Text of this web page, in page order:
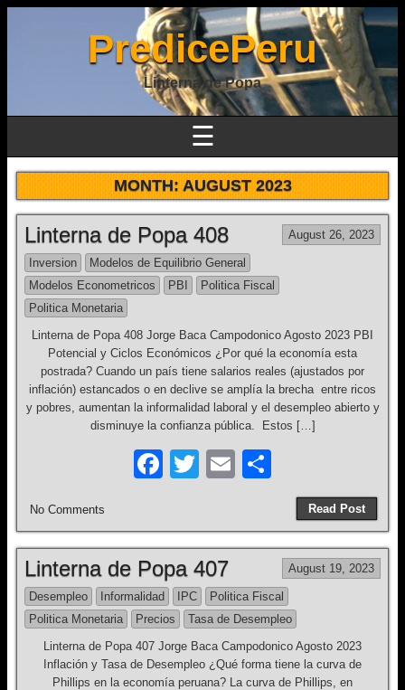
PredicePeru
Linterna de Popa
☰
MONTH:AUGUST 2023
Linterna de Popa 408 August 26, 2023
Inversion
Modelos de Equilibrio General
Modelos Econometricos
PBI
Politica Fiscal
Politica Monetaria
Linterna de Popa 408 Jorge Baca Campodonico Agosto 2023 PBI
Potencial y Ciclos Económicos ¿Por qué la economía esta
postrada? Cuando un país tiene salarios reales (ajustados por
inflación) estancados o en declive se amplía la brecha entre ricos
y pobres, aumentan la informalidad laboral y el desempleo abierto y
disminuye la confianza pública. Estos […]
F
e
b
o
o
k
T
er
E
ar
e
Read Post
No Comments
Linterna de Popa 407 August 19, 2023
Desempleo Informalidad IPC
Politica Fiscal
Politica Monetaria
Precios
Tasa de Desempleo
Linterna de Popa 407 Jorge Baca Campodonico Agosto 2023
Inflación y Tasa de Desempleo ¿Qué forma tiene la curva de
Phillips en la economía peruana? La curva de Phillips, en